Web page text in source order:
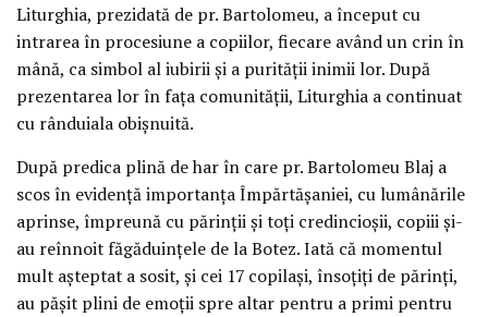
Liturghia, prezidată de pr. Bartolomeu, a început cu
intrarea în procesiune a copiilor, fiecare având un crin în
mână, ca simbol al iubirii și a purității inimii lor. După
prezentarea lor în fața comunității, Liturghia a continuat
cu rânduiala obișnuită.
După predica plină de har în care pr. Bartolomeu Blaj a
scos în evidență importanța Împărtășaniei, cu lumânările
aprinse, împreună cu părinții și toți credincioșii, copiii și-
au reînnoit făgăduințele de la Botez. Iată că momentul
mult așteptat a sosit, și cei 17 copilași, însoțiți de părinți,
au pășit plini de emoții spre altar pentru a primi pentru